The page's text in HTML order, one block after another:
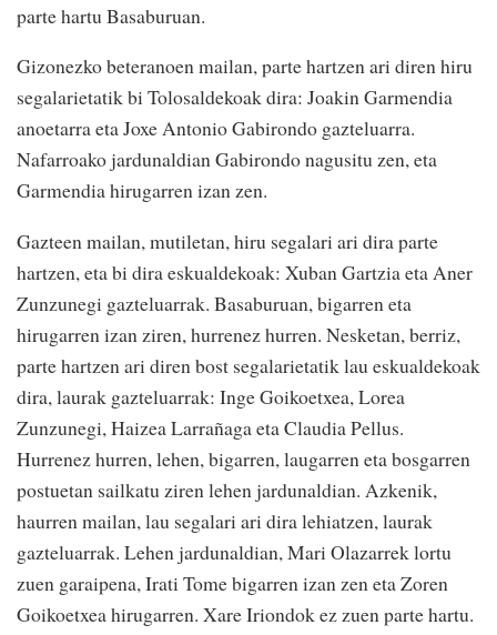
parte hartu Basaburuan.
Gizonezko beteranoen mailan, parte hartzen ari diren hiru
segalarietatik bi Tolosaldekoak dira: Joakin Garmendia
anoetarra eta Joxe Antonio Gabirondo gazteluarra.
Nafarroako jardunaldian Gabirondo nagusitu zen, eta
Garmendia hirugarren izan zen.
Gazteen mailan, mutiletan, hiru segalari ari dira parte
hartzen, eta bi dira eskualdekoak: Xuban Gartzia eta Aner
Zunzunegi gazteluarrak. Basaburuan, bigarren eta
hirugarren izan ziren, hurrenez hurren. Nesketan, berriz,
parte hartzen ari diren bost segalarietatik lau eskualdekoak
dira, laurak gazteluarrak: Inge Goikoetxea, Lorea
Zunzunegi, Haizea Larrañaga eta Claudia Pellus.
Hurrenez hurren, lehen, bigarren, laugarren eta bosgarren
postuetan sailkatu ziren lehen jardunaldian. Azkenik,
haurren mailan, lau segalari ari dira lehiatzen, laurak
gazteluarrak. Lehen jardunaldian, Mari Olazarrek lortu
zuen garaipena, Irati Tome bigarren izan zen eta Zoren
Goikoetxea hirugarren. Xare Iriondok ez zuen parte hartu.